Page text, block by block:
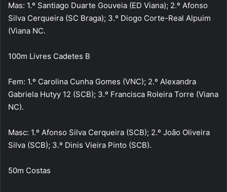
Mas: 1.º Santiago Duarte Gouveia (ED Viana); 2.º Afonso
Silva Cerqueira (SC Braga); 3.º Diogo Corte-Real Alpuim
(Viana NC.
100m Livres Cadetes B
Fem: 1.º Carolina Cunha Gomes (VNC); 2.º Alexandra
Gabriela Hutyy 12 (SCB); 3.º Francisca Roleira Torre (Viana
NC).
Masc: 1.º Afonso Silva Cerqueira (SCB); 2.º João Oliveira
Silva (SCB); 3.º Dinis Vieira Pinto (SCB).
50m Costas